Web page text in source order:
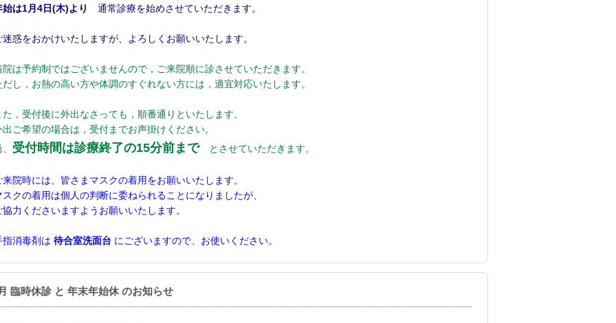
始は1月4日(木)より
通常診療を始めさせていただきます。
迷惑をおかけいたしますが、よろしくお願いいたします。
院は予約制ではございませんので，ご来院順に診させていただきます。
だし，お熱の高い方や体調のすぐれない方には，適宜対応いたします。
た，受付後に外出なさっても，順番通りといたします。
出ご希望の場合は，受付までお声掛けください。
受付時間は診療終了の15分前までとさせていただきます。
来院時には、皆さまマスクの着用をお願いいたします。
スクの着用は個人の判断に委ねられることになりましたが、
協力くださいますようお願いいたします。
指消毒剤は待合室洗面台 にございますので、お使いください。
臨時休診 と 年末年始休 のお知らせ